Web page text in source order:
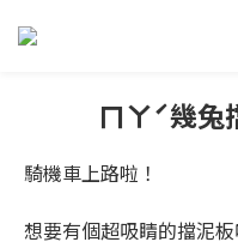
ㄇㄚˊ幾兔
騎機車上路啦！
想要有個超吸睛的擋泥板